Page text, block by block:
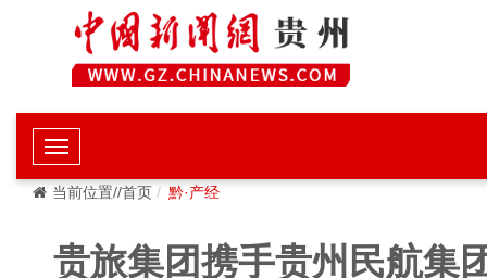
当前位置//首页 黔·产经
贵旅集团携手贵州民航集